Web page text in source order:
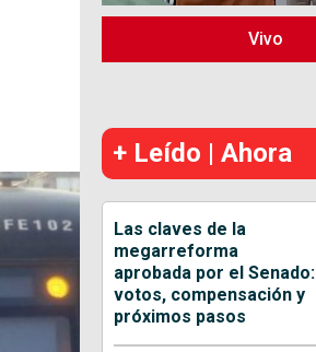
Vivo
+ Leído | Ahora
Las claves de la
megarreforma
aprobada por el Senado:
votos, compensación y
próximos pasos